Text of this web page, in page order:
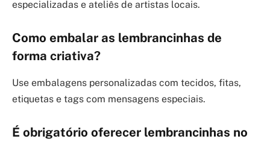
especializadas e ateliês de artistas locais.
Como embalar as lembrancinhas de
forma criativa?
Use embalagens personalizadas com tecidos, fitas,
etiquetas e tags com mensagens especiais.
É obrigatório oferecer lembrancinhas no